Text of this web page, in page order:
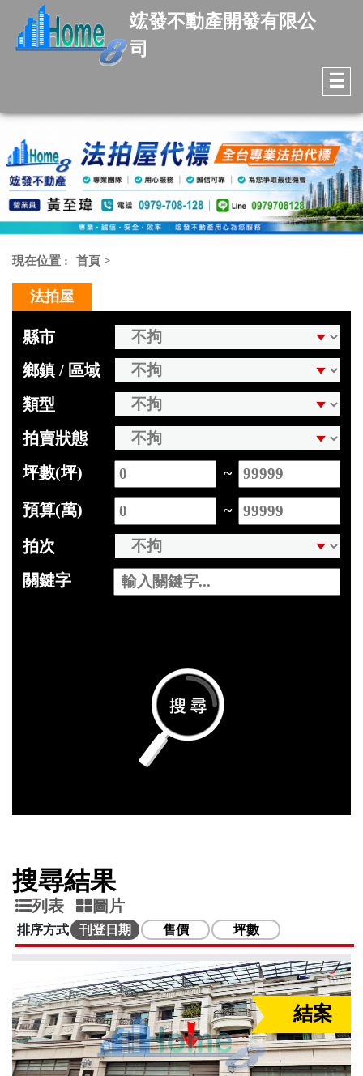
竤發不動產開發有限公
司
☰
現在位置 : 首頁 >
法拍屋
縣市
鄉鎮 / 區域
類型
拍賣狀態
坪數(坪)
~
預算(萬) ~
拍次
關鍵字
搜尋結果
列表 圖片
排序方式 刊登日期 售價 坪數
結案